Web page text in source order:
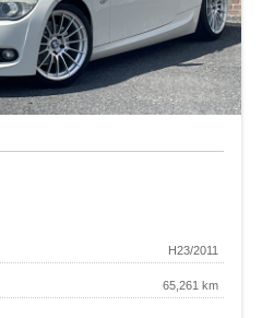
H23/2011
65,261 km